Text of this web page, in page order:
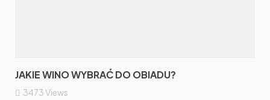
JAKIE WINO WYBRAĆ DO OBIADU?
3473Views